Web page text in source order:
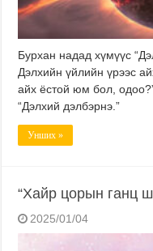
Бурхан надад хүмүүс
Дэлхийн үйлийн үрээс
айх ёстой юм бол,
“Дэлхий дэлбэрнэ.”
Унших »
“Хайр цорын ганц
2025/01/04